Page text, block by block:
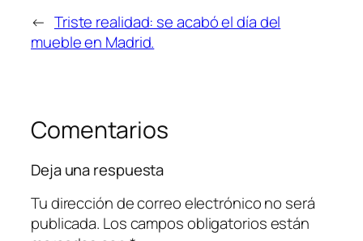
← Triste realidad: se acabó el día del
mueble en Madrid.
Comentarios
Deja una respuesta
Tu dirección de correo electrónico no será
publicada. Los campos obligatorios están